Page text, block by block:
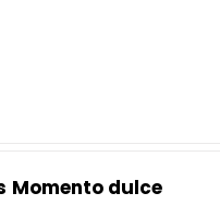
Momento dulce